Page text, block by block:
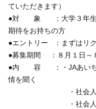
ていただきます）
●対 象 ：大学３年生、
期待をお持ちの方
●エントリー ：まずはリ
●募集期間 ：８月１日～
●内 容 ：・JAあいち経
情を聞く
・社会人として
・社会人に求めら